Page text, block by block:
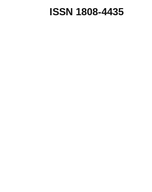
ISSN 1808-4435